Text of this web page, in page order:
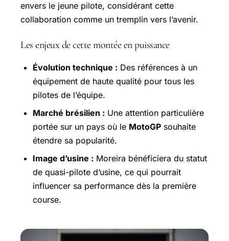
envers le jeune pilote, considérant cette
collaboration comme un tremplin vers l’avenir.
Les enjeux de cette montée en puissance
Évolution technique : Des références à un
équipement de haute qualité pour tous les
pilotes de l’équipe.
Marché brésilien : Une attention particulière
portée sur un pays où le MotoGP souhaite
étendre sa popularité.
Image d’usine : Moreira bénéficiera du statut
de quasi-pilote d’usine, ce qui pourrait
influencer sa performance dès la première
course.